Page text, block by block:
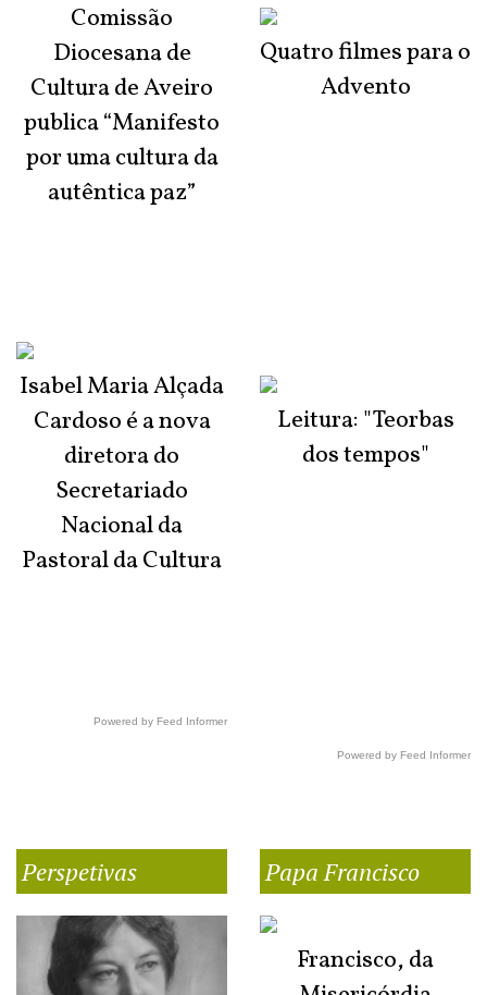
Comissão
Diocesana de
Cultura de Aveiro
publica “Manifesto
por uma cultura da
autêntica paz”
Isabel Maria Alçada
Cardoso é a nova
diretora do
Secretariado
Nacional da
Pastoral da Cultura
Powered by Feed Informer
Quatro filmes para o
Advento
Leitura: "Teorbas
dos tempos"
Powered by Feed Informer
Perspetivas Papa Francisco
Francisco, da